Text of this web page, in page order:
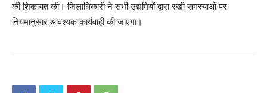
की शिकायत की। जिलाधिकारी ने सभी उद्यमियों द्वारा रखी समस्याओं पर
नियमानुसार आवश्यक कार्यवाही की जाएगा।